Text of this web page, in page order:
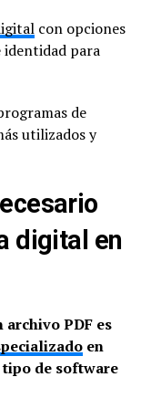
con opciones
identidad para
de
utilizados y
digital en
PDF es
en
de software